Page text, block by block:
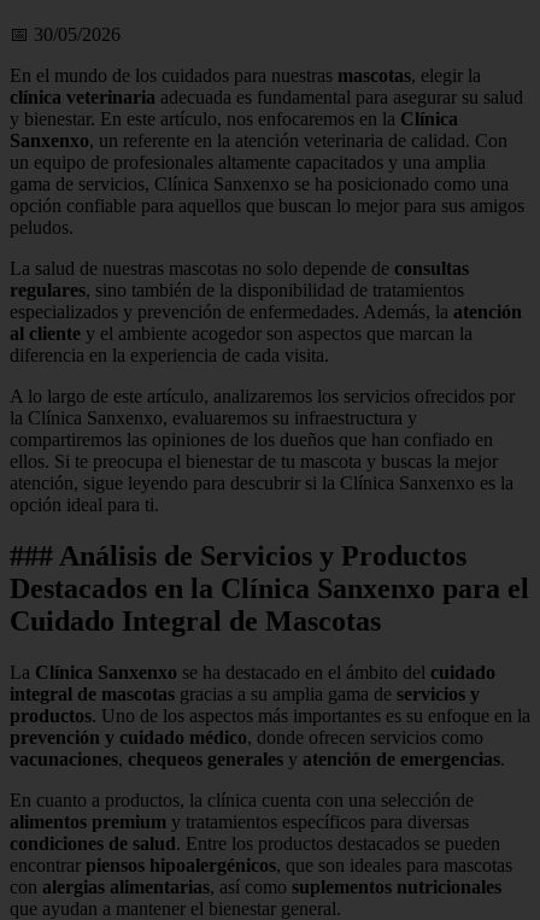
📅 30/05/2026
En el mundo de los cuidados para nuestras mascotas, elegir la
clínica veterinaria adecuada es fundamental para asegurar su salud
y bienestar. En este artículo, nos enfocaremos en la Clínica
Sanxenxo, un referente en la atención veterinaria de calidad. Con
un equipo de profesionales altamente capacitados y una amplia
gama de servicios, Clínica Sanxenxo se ha posicionado como una
opción confiable para aquellos que buscan lo mejor para sus amigos
peludos.
La salud de nuestras mascotas no solo depende de consultas
regulares, sino también de la disponibilidad de tratamientos
especializados y prevención de enfermedades. Además, la atención
al cliente y el ambiente acogedor son aspectos que marcan la
diferencia en la experiencia de cada visita.
A lo largo de este artículo, analizaremos los servicios ofrecidos por
la Clínica Sanxenxo, evaluaremos su infraestructura y
compartiremos las opiniones de los dueños que han confiado en
ellos. Si te preocupa el bienestar de tu mascota y buscas la mejor
atención, sigue leyendo para descubrir si la Clínica Sanxenxo es la
opción ideal para ti.
### Análisis de Servicios y Productos
Destacados en la Clínica Sanxenxo para el
Cuidado Integral de Mascotas
La Clínica Sanxenxo se ha destacado en el ámbito del cuidado
integral de mascotas gracias a su amplia gama de servicios y
productos. Uno de los aspectos más importantes es su enfoque en la
prevención y cuidado médico, donde ofrecen servicios como
vacunaciones, chequeos generales y atención de emergencias.
En cuanto a productos, la clínica cuenta con una selección de
alimentos premium y tratamientos específicos para diversas
condiciones de salud. Entre los productos destacados se pueden
encontrar piensos hipoalergénicos, que son ideales para mascotas
con alergias alimentarias, así como suplementos nutricionales
que ayudan a mantener el bienestar general.